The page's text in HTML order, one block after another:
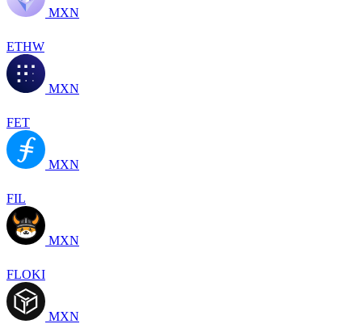
MXN
ETHW
MXN
FET
MXN
FIL
MXN
FLOKI
MXN